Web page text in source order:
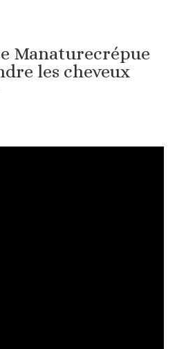
Manaturecrépue
les cheveux